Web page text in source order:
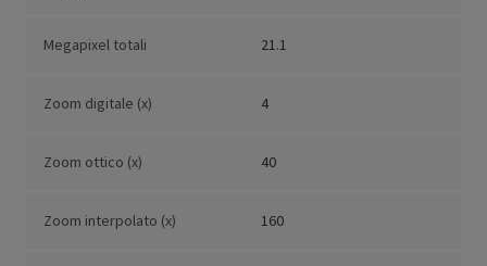
Megapixel totali 21.1
Zoom digitale (x) 4
Zoom ottico (x) 40
Zoom interpolato (x) 160